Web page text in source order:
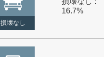
損壊なし
16.7%